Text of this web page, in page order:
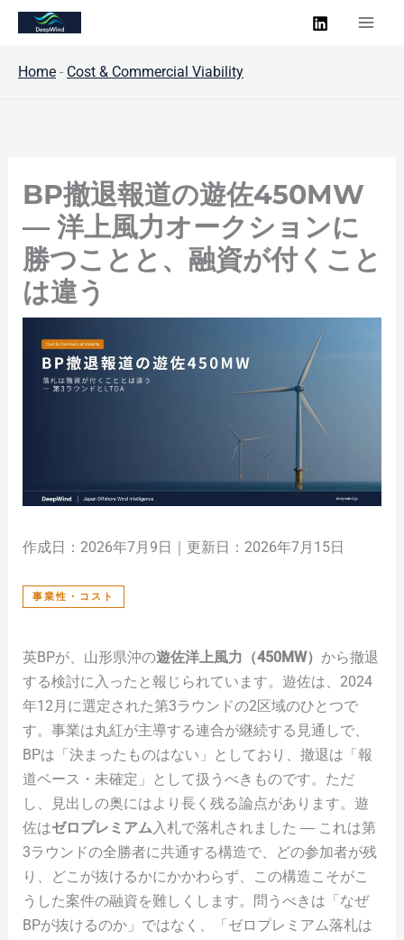
Home - Cost & Commercial Viability
BP撤退報道の遊佐450MW
— 洋上風力オークションに
勝つことと、融資が付くこと
は違う
作成日：2026年7月9日｜更新日：2026年7月15日
事業性・コスト
英BPが、山形県沖の遊佐洋上風力（450MW） から撤退
する検討に入ったと報じられています。遊佐は、2024
年12月に選定された第3ラウンドの2区域のひとつで
す。事業は丸紅が主導する連合が継続する見通しで、
BPは「決まったものはない」としており、撤退は「報
道ベース・未確定」として扱うべきものです。ただ
し、見出しの奥にはより長く残る論点があります。遊
佐はゼロプレミアム入札で落札されました ― これは第
3ラウンドの全勝者に共通する構造で、どの参加者が残
り、どこが抜けるかにかかわらず、この構造こそがこ
うした案件の融資を難しくします。問うべきは「なぜ
BPが抜けるのか」ではなく、「ゼロプレミアム落札は